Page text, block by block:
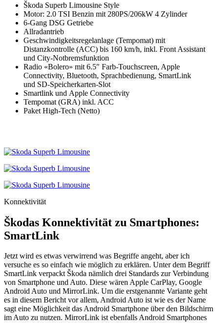
Škoda Superb Limousine Style
Motor: 2.0 TSI Benzin mit 280PS/206kW 4 Zylinder
6-Gang DSG Getriebe
Allradantrieb
Geschwindigkeitsregelanlage (Tempomat) mit
Distanzkontrolle (ACC) bis 160 km/h, inkl. Front Assistant
und City-Notbremsfunktion
Radio «Bolero» mit 6.5″ Farb-Touchscreen, Apple
Connectivity, Bluetooth, Sprachbedienung, SmartLink
und SD-Speicherkarten-Slot
Smartlink und Apple Connectivity
Tempomat (GRA) inkl. ACC
Paket High-Tech (Netto)
Konnektivität
Škodas Konnektivität zu Smartphones:
SmartLink
Jetzt wird es etwas verwirrend was Begriffe angeht, aber ich
versuche es so einfach wie möglich zu erklären. Unter dem Begriff
SmartLink verpackt Škoda nämlich drei Standards zur Verbindung
von Smartphone und Auto. Diese wären Apple CarPlay, Google
Android Auto und MirrorLink. Um die erstgenannte Variante geht
es in diesem Bericht vor allem, Android Auto ist wie es der Name
sagt eine Möglichkeit das Android Smartphone über den Bildschirm
im Auto zu nutzen. MirrorLink ist ebenfalls Android Smartphones